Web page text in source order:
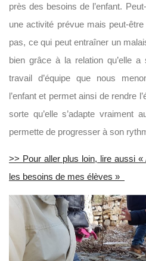
près des besoins de l’enfant.
une activité prévue mais peut-être
pas, ce qui peut entraîner un
bien grâce à la relation qu’elle
travail d’équipe que nous
l’enfant et permet ainsi de rendre
sorte qu’elle s’adapte vraiment
permette de progresser à son
>> Pour aller plus loin, lire aussi
les besoins de mes élèves »